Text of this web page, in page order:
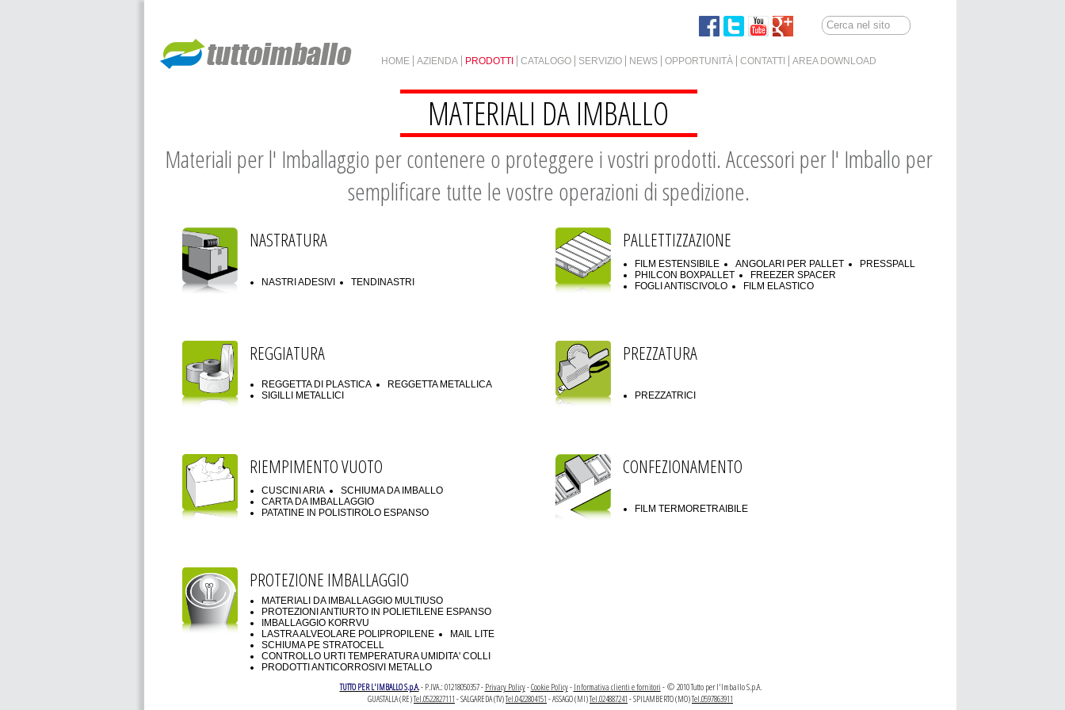
HOME AZIENDA PRODOTTI CATALOGO SERVIZIO NEWS OPPORTUNITÀ CONTATTI AREA DOWNLOAD
MATERIALI DA IMBALLO
Materiali per l' Imballaggio per contenere o proteggere i vostri prodotti. Accessori per l' Imballo per
semplificare tutte le vostre operazioni di spedizione.
NASTRATURA
NASTRI ADESIVI TENDINASTRI
PALLETTIZZAZIONE
FILM ESTENSIBILE ANGOLARI PER PALLET
PRESSPALL
PHILCON BOXPALLET
FREEZER SPACER
FOGLI ANTISCIVOLO
FILM ELASTICO
REGGIATURA
REGGETTA DI PLASTICA
REGGETTA METALLICA
SIGILLI METALLICI
PREZZATURA
PREZZATRICI
RIEMPIMENTO VUOTO
CUSCINI ARIA
SCHIUMA DA IMBALLO
CARTA DA IMBALLAGGIO
PATATINE IN POLISTIROLO ESPANSO
CONFEZIONAMENTO
FILM TERMORETRAIBILE
PROTEZIONE IMBALLAGGIO
MATERIALI DA IMBALLAGGIO MULTIUSO
PROTEZIONI ANTIURTO IN POLIETILENE ESPANSO
IMBALLAGGIO KORRVU
LASTRA ALVEOLARE POLIPROPILENE
MAIL LITE
SCHIUMA PE STRATOCELL
CONTROLLO URTI TEMPERATURA UMIDITA' COLLI
PRODOTTI ANTICORROSIVI METALLO
TUTTO PER L'IMBALLO S.p.A.- P.IVA.: 01218050357 - Privacy Policy-Cookie Policy- Informativa clienti e fornitori - © 2010 Tutto per l'Imballo S.p.A.
GUASTALLA (RE)Tel.0522827111 - SALGAREDA (TV)Tel.0422804151 - ASSAGO (MI)Tel.024887241 - SPILAMBERTO (MO)Tel.0597863911